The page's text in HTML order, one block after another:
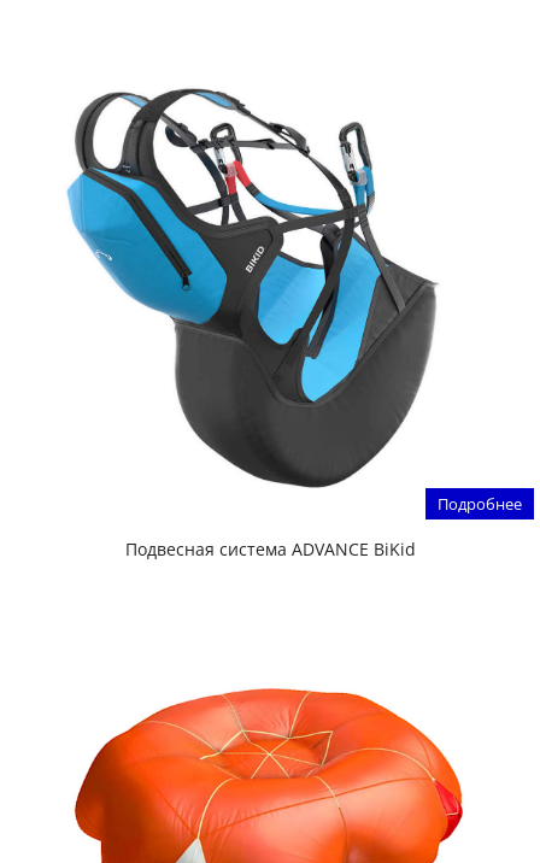
Подробнее
Подвесная система ADVANCE BiKid